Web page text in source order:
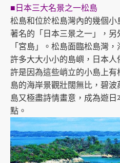
■日本三大名景之一松島
松島和位於松島灣內的幾個
著名的「日本三景之一」，另
「宮島」。松島面臨松島灣
許多大大小小的島嶼，日本人
許是因為這些峭立的小島上
島的海岸景觀壯闊無比，碧波
島又極盡詩情畫意，成為遊
點。